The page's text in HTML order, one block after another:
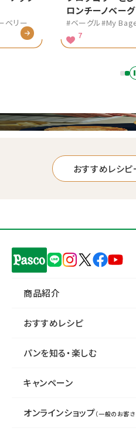
チーズ
バターのベーグ
#ベーグル#My
9
おすすめレシ
商品紹介
おすすめレシピ
パンを知る・楽しむ
キャンペーン
オンラインショップ（一般のお客さ